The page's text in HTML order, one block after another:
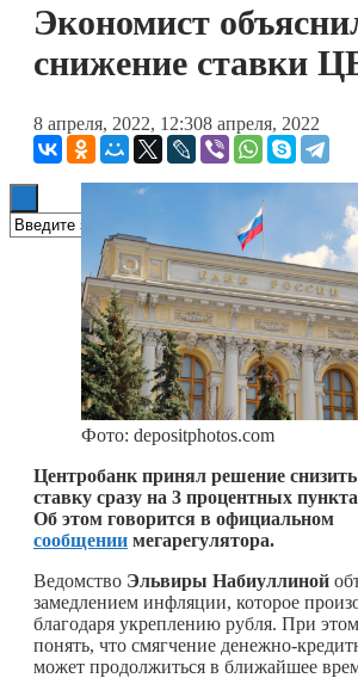
Книги
Экономист
снижение ставки
8 апреля, 2022, 12:308 апреля, 2022
Фото: depositphotos.com
Центробанк принял решение
ставку сразу на 3 процентных
Об этом говорится в официальном
сообщении мегарегулятора.
Ведомство Эльвиры Набиуллиной
замедлением инфляции, которое
благодаря укреплению рубля. При
понять, что смягчение денежно-
может продолжиться в ближайшее